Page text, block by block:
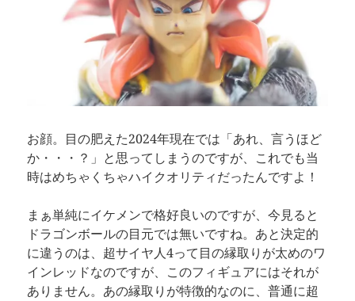
お顔。目の肥えた2024年現在では「あれ、言うほど
か・・・？」と思ってしまうのですが、これでも当
時はめちゃくちゃハイクオリティだったんですよ！
まぁ単純にイケメンで格好良いのですが、今見ると
ドラゴンボールの目元では無いですね。あと決定的
に違うのは、超サイヤ人4って目の縁取りが太めのワ
インレッドなのですが、このフィギュアにはそれが
ありません。あの縁取りが特徴的なのに、普通に超